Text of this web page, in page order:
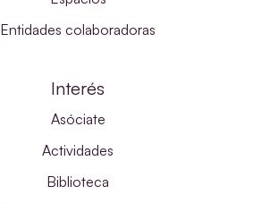
Entidades colaboradoras
Interés
Asóciate
Actividades
Biblioteca